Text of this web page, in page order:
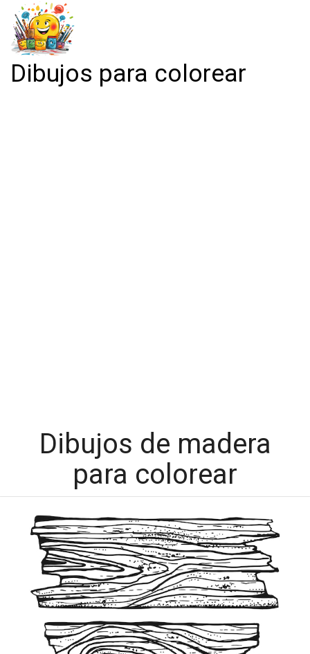
Dibujos para colorear
Dibujos de madera
para colorear